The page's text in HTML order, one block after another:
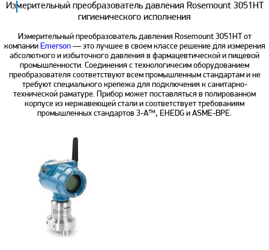
Измерительный преобразователь давления Rosemount 3051HT
гигиенического исполнения
Измерительный преобразователь давления Rosemount 3051HT от
компании Emerson— это лучшее в своем классе решение для измерения
абсолютного и избыточного давления в фармацевтической и пищевой
промышленности. Соединения с технологичесим оборудованием
преобразователя соответствуют всем промышленным стандартам и не
требуют специального крепежа для подключения к санитарно-
технической раматуре. Прибор может поставляться в полированном
корпусе из нержавеющей стали и соответствует требованиям
промышленных стандартов 3-A™, EHEDG и ASME-BPE.